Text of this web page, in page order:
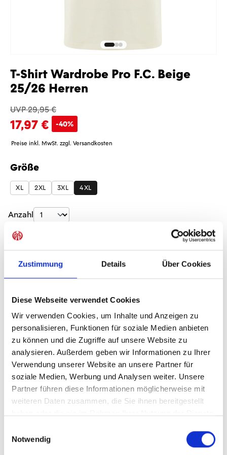
Zustimmung Details Über Cookies
Diese Webseite verwendet Cookies
Wir verwenden Cookies, um Inhalte und Anzeigen zu
personalisieren, Funktionen für soziale Medien anbieten
zu können und die Zugriffe auf unsere Website zu
analysieren. Außerdem geben wir Informationen zu Ihrer
Verwendung unserer Website an unsere Partner für
soziale Medien, Werbung und Analysen weiter. Unsere
Partner führen diese Informationen möglicherweise mit
weiteren Daten zusammen, die Sie ihnen bereitgestellt
Notwendig
T-Shirt Wardrobe Pro F.C. Beige
25/26 Herren
UVP 29,95 €
17,97 € -40%
Preise inkl. MwSt. zzgl. Versandkosten
Größe
auswählen
XL 2XL 3XL 4XL
Produkt Anzahl: Gib den gewünschten
Anzahl
Sofort verfügbar, Lieferzeit: 5-7 Tage
Produktdetails
ÄHNLICHE PRODUKTE
-40%